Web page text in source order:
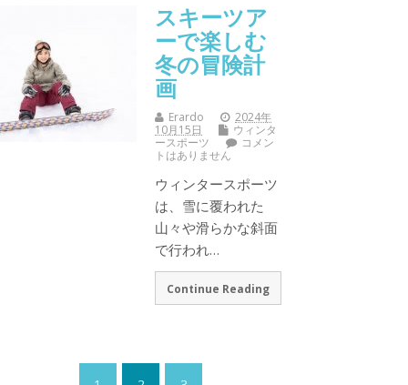
スキーツア
ーで楽しむ
冬の冒険計
画
Erardo
2024年
10月15日
ウィンタ
ースポーツ
コメン
トはありません
ウィンタースポーツ
は、雪に覆われた
山々や滑らかな斜面
で行われ…
Continue Reading